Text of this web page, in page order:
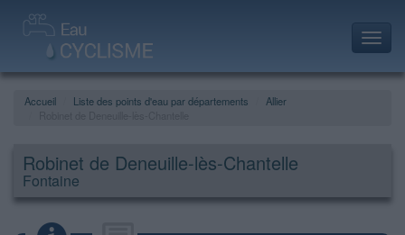
Accueil Liste des points d'eau par départements
Allier
Robinet de Deneuille-lès-Chantelle
Fontaine